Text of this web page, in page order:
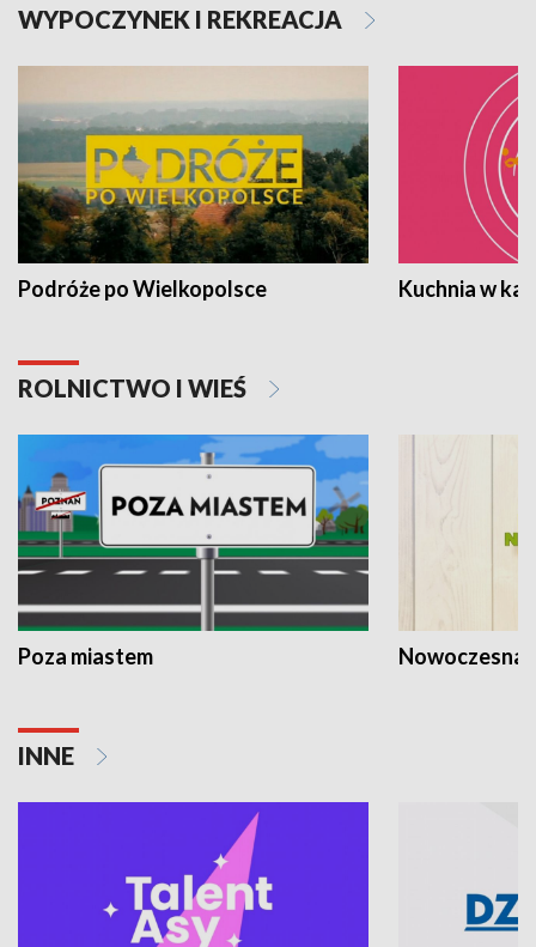
WYPOCZYNEK I REKREACJA
Podróże po Wielkopolsce Kuchnia w
ROLNICTWO I WIEŚ
Poza miastem Nowoczesna
INNE